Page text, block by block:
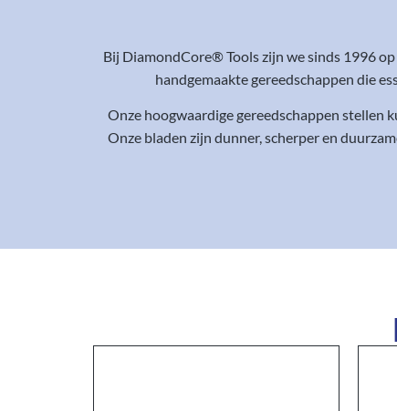
Bij DiamondCore® Tools zijn we sinds 1996
handgemaakte gereedschappen die
Onze hoogwaardige gereedschappen stellen
Onze bladen zijn dunner, scherper en